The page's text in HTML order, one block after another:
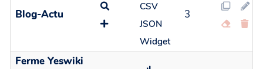
Blog-Actu
CSV
JSON
Widget
3
Ferme Yeswiki